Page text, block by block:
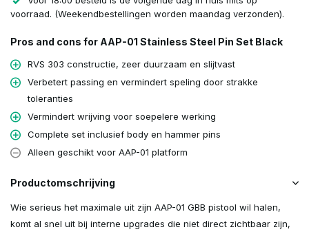
voorraad. (Weekendbestellingen worden maandag verzonden).
Pros and cons for AAP-01 Stainless Steel Pin Set Black
RVS 303 constructie, zeer duurzaam en slijtvast
Verbetert passing en vermindert speling door strakke
toleranties
Vermindert wrijving voor soepelere werking
Complete set inclusief body en hammer pins
Alleen geschikt voor AAP-01 platform
Productomschrijving
Wie serieus het maximale uit zijn AAP-01 GBB pistool wil halen,
komt al snel uit bij interne upgrades die niet direct zichtbaar zijn,